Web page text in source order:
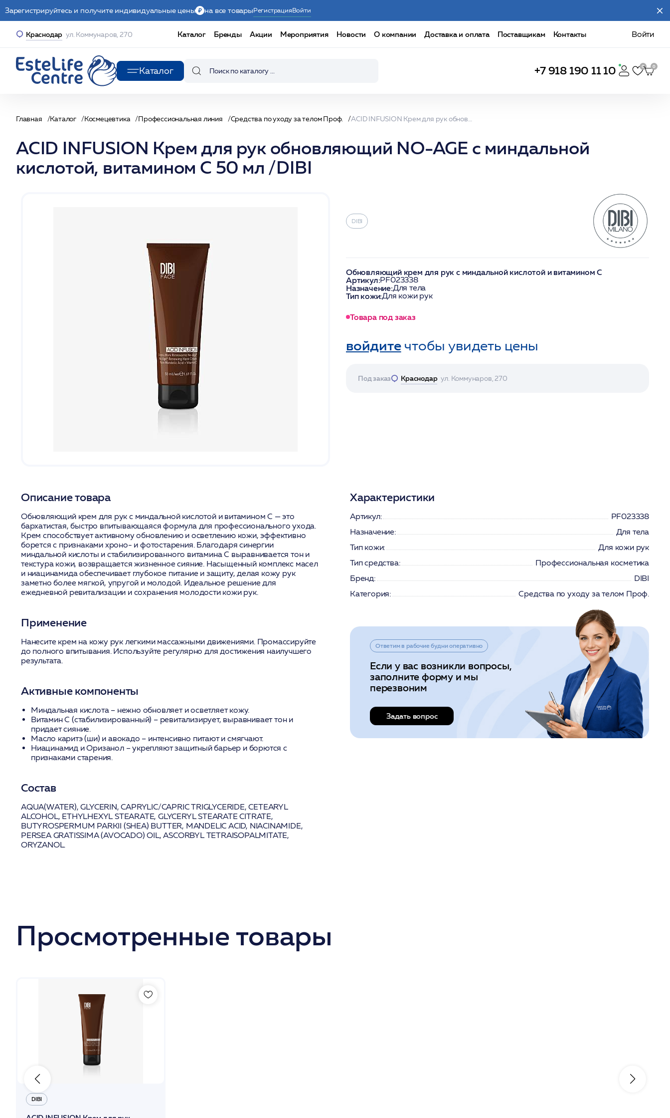
Зарегистрируйтесь и получите индивидуальные цены на все товарыРегистрацияВойти
Краснодар ул. Коммунаров, 270 Каталог Бренды Акции Мероприятия Новости О компании Доставка и оплата Поставщикам Контакты Войти
Каталог +7 918 190 11 10
Главная Каталог Космецевтика Профессиональная линия Средства по уходу за телом Проф.
ACID INFUSION Крем для рук обновляющий NO-AGE с миндальной
кислотой, витамином С 50 мл /DIBI
DIBI
Обновляющий крем для рук с миндальной кислотой и витамином С
Артикул:PF023338
Назначение:Для тела
Тип кожи:Для кожи рук
Товара под заказ
войдитечтобы увидеть цены
Под заказ Краснодар ул. Коммунаров, 270
Описание товара
Обновляющий крем для рук с миндальной кислотой и витамином С — это
бархатистая, быстро впитывающаяся формула для профессионального ухода.
Крем способствует активному обновлению и осветлению кожи, эффективно
борется с признаками хроно- и фотостарения. Благодаря синергии
миндальной кислоты и стабилизированного витамина С выравнивается тон и
текстура кожи, возвращается жизненное сияние. Насыщенный комплекс масел
и ниацинамида обеспечивает глубокое питание и защиту, делая кожу рук
заметно более мягкой, упругой и молодой. Идеальное решение для
ежедневной ревитализации и сохранения молодости кожи рук.
Применение
Нанесите крем на кожу рук легкими массажными движениями. Промассируйте
до полного впитывания. Используйте регулярно для достижения наилучшего
результата.
Активные компоненты
Миндальная кислота– нежно обновляет и осветляет кожу.
Витамин С (стабилизированный) – ревитализирует, выравнивает тон и
придает сияние.
Масло каритэ (ши) и авокадо – интенсивно питают и смягчают.
Ниацинамид и Оризанол– укрепляют защитный барьер и борются с
признаками старения.
Состав
AQUA(WATER), GLYCERIN, CAPRYLIC/CAPRIC TRIGLYCERIDE, CETEARYL
ALCOHOL, ETHYLHEXYL STEARATE, GLYCERYL STEARATE CITRATE,
BUTYROSPERMUM PARKII (SHEA) BUTTER, MANDELIC ACID, NIACINAMIDE,
PERSEA GRATISSIMA (AVOCADO) OIL, ASCORBYL TETRAISOPALMITATE,
ORYZANOL.
Характеристики
Артикул:
PF023338
Назначение:
Для тела
Тип кожи:
Для кожи рук
Тип средства:
Профессиональная косметика
Бренд:
DIBI
Категория:
Средства по уходу за телом Проф.
Ответим в рабочие будни оперативно
Если у вас возникли вопросы,
заполните форму и мы
перезвоним
Задать вопрос
Просмотренные товары
DIBI